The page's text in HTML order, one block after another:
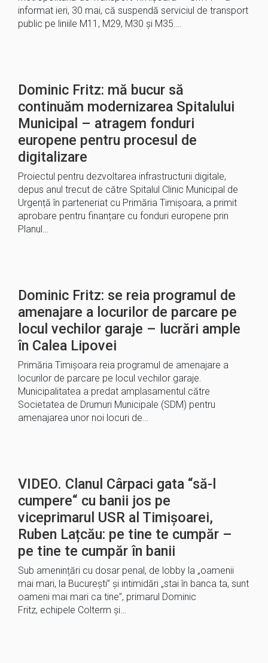
informat ieri, 30 mai, că suspendă serviciul de transport
public pe liniile M11, M29, M30 și M35….
Dominic Fritz: mă bucur să
continuăm modernizarea Spitalului
Municipal – atragem fonduri
europene pentru procesul de
digitalizare
Proiectul pentru dezvoltarea infrastructurii digitale,
depus anul trecut de către Spitalul Clinic Municipal de
Urgență în parteneriat cu Primăria Timișoara, a primit
aprobare pentru finanțare cu fonduri europene prin
Planul…
Dominic Fritz: se reia programul de
amenajare a locurilor de parcare pe
locul vechilor garaje – lucrări ample
în Calea Lipovei
Primăria Timișoara reia programul de amenajare a
locurilor de parcare pe locul vechilor garaje.
Municipalitatea a predat amplasamentul către
Societatea de Drumuri Municipale (SDM) pentru
amenajarea unor noi locuri de…
VIDEO. Clanul Cârpaci gata “să-l
cumpere“ cu banii jos pe
viceprimarul USR al Timișoarei,
Ruben Lațcău: pe tine te cumpăr –
pe tine te cumpăr în banii
Sub amenințări cu dosar penal, de lobby la „oamenii
mai mari, la București” și intimidări „stai în banca ta, sunt
oameni mai mari ca tine”, primarul Dominic
Fritz, echipele Colterm și…